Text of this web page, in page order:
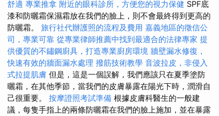
舒適 專業推拿 附近的眼科診所，方便您的視力保健 SPF底
漆和防曬霜保濕霜放在我們的臉上，則不會最終得到更高的
防曬霜。 旅行社代辦護照的流程及費用 嘉義地區的徵信公
司，專業可靠 從專業律師推薦中找到最適合的法律專家 提
供優質的不鏽鋼廚具，打造專業廚房環境 牆壁漏水修復，
快速有效的牆面漏水處理 撥筋技術教學 音波拉皮，非侵入
式拉提肌膚 但是，這是一個誤解，我們應該只在夏季塗防
曬霜，在其他季節，當我們的皮膚暴露在陽光下時，潤滑自
己很重要。 按摩證照考試準備 根據皮膚科醫生的一般建
議，每隻手指上的兩條防曬霜在我們的臉上施加，並在暴露